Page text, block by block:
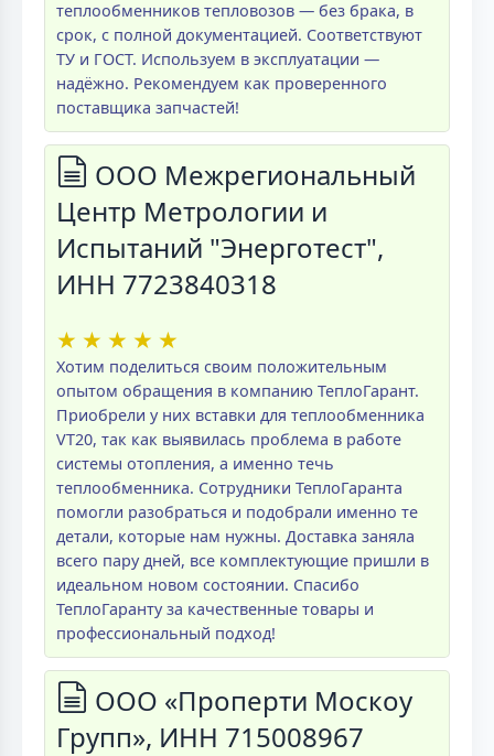
теплообменников тепловозов — без брака, в
срок, с полной документацией. Соответствуют
ТУ и ГОСТ. Используем в эксплуатации —
надёжно. Рекомендуем как проверенного
поставщика запчастей!
ООО Межрегиональный
Центр Метрологии и
Испытаний "Энерготест",
ИНН 7723840318
★ ★ ★ ★ ★
Хотим поделиться своим положительным
опытом обращения в компанию ТеплоГарант.
Приобрели у них вставки для теплообменника
VT20, так как выявилась проблема в работе
системы отопления, а именно течь
теплообменника. Сотрудники ТеплоГаранта
помогли разобраться и подобрали именно те
детали, которые нам нужны. Доставка заняла
всего пару дней, все комплектующие пришли в
идеальном новом состоянии. Спасибо
ТеплоГаранту за качественные товары и
профессиональный подход!
ООО «Проперти Москоу
Групп», ИНН 715008967